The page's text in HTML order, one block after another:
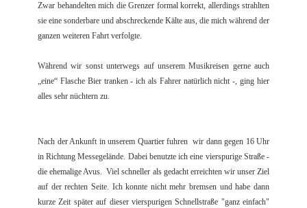
Zwar behandelten mich die Grenzer formal korrekt, allerdings strahlten
sie eine sonderbare und abschreckende Kälte aus, die mich während der
ganzen weiteren Fahrt verfolgte.
Während wir sonst unterwegs auf unserem Musikreisen gerne auch
„eine“ Flasche Bier tranken - ich als Fahrer natürlich nicht -, ging hier
alles sehr nüchtern zu.
Nach der Ankunft in unserem Quartier fuhren wir dann gegen 16 Uhr
in Richtung Messegelände. Dabei benutzte ich eine vierspurige Straße -
die ehemalige Avus. Viel schneller als gedacht erreichten wir unser Ziel
auf der rechten Seite. Ich konnte nicht mehr bremsen und habe dann
kurze Zeit später auf dieser vierspurigen Schnellstraße "ganz einfach"